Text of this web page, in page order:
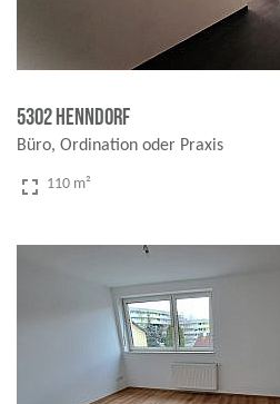
5302 Henndorf
Büro, Ordination oder Praxis
fullscreen 110 m²